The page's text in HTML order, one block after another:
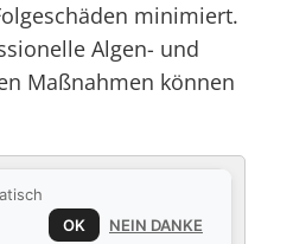
minimiert.
Algen- und
Maßnahmen können
OK NEIN DANKE